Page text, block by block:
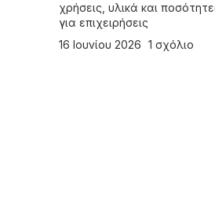
χρήσεις, υλικά και
για επιχειρήσεις
16 Ιουνίου 2026 1 σχόλιο